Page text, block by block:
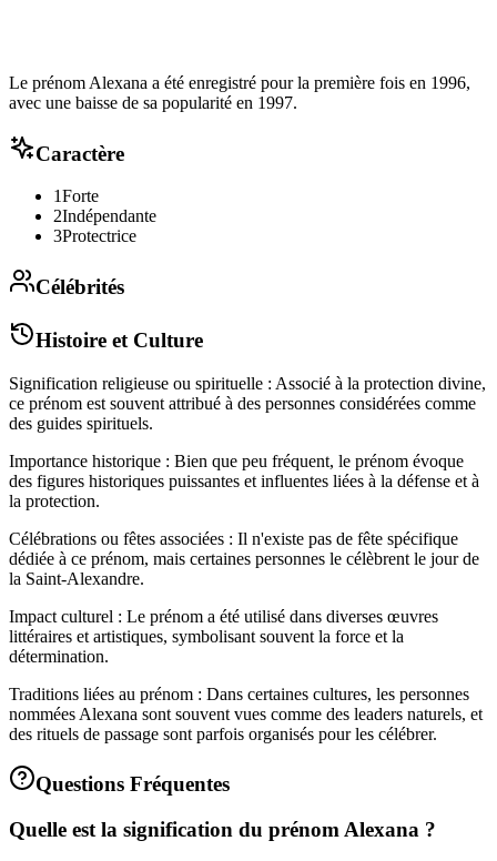
Le prénom Alexana a été enregistré pour la première fois en 1996,
avec une baisse de sa popularité en 1997.
Caractère
1Forte
2Indépendante
3Protectrice
Célébrités
Histoire et Culture
Signification religieuse ou spirituelle : Associé à la protection divine,
ce prénom est souvent attribué à des personnes considérées comme
des guides spirituels.
Importance historique : Bien que peu fréquent, le prénom évoque
des figures historiques puissantes et influentes liées à la défense et à
la protection.
Célébrations ou fêtes associées : Il n'existe pas de fête spécifique
dédiée à ce prénom, mais certaines personnes le célèbrent le jour de
la Saint-Alexandre.
Impact culturel : Le prénom a été utilisé dans diverses œuvres
littéraires et artistiques, symbolisant souvent la force et la
détermination.
Traditions liées au prénom : Dans certaines cultures, les personnes
nommées Alexana sont souvent vues comme des leaders naturels, et
des rituels de passage sont parfois organisés pour les célébrer.
Questions Fréquentes
Quelle est la signification du prénom Alexana ?